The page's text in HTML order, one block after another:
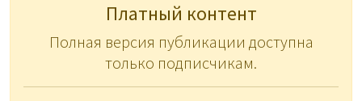
Платный контент
Полная версия публикации доступна
только подписчикам.